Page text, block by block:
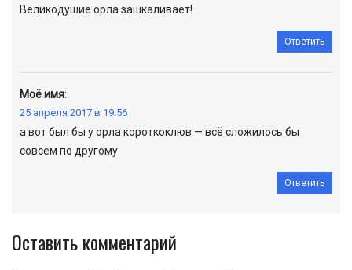
Великодушие орла зашкаливает!
Ответить
Моё имя:
25 апреля 2017 в 19:56
а вот был бы у орла короткоклюв — всё сложилось бы
совсем по другому
Ответить
Оставить комментарий